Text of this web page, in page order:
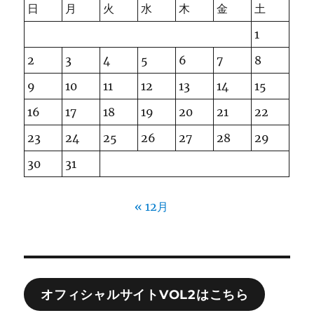
日
月 火 水 木 金
土
1
2
3 4 5 6 7
8
9
10 11 12 13 14
15
16
17 18 19 20 21
22
23
24 25 26 27 28
29
30
31
« 12月
オフィシャルサイトVOL2はこちら